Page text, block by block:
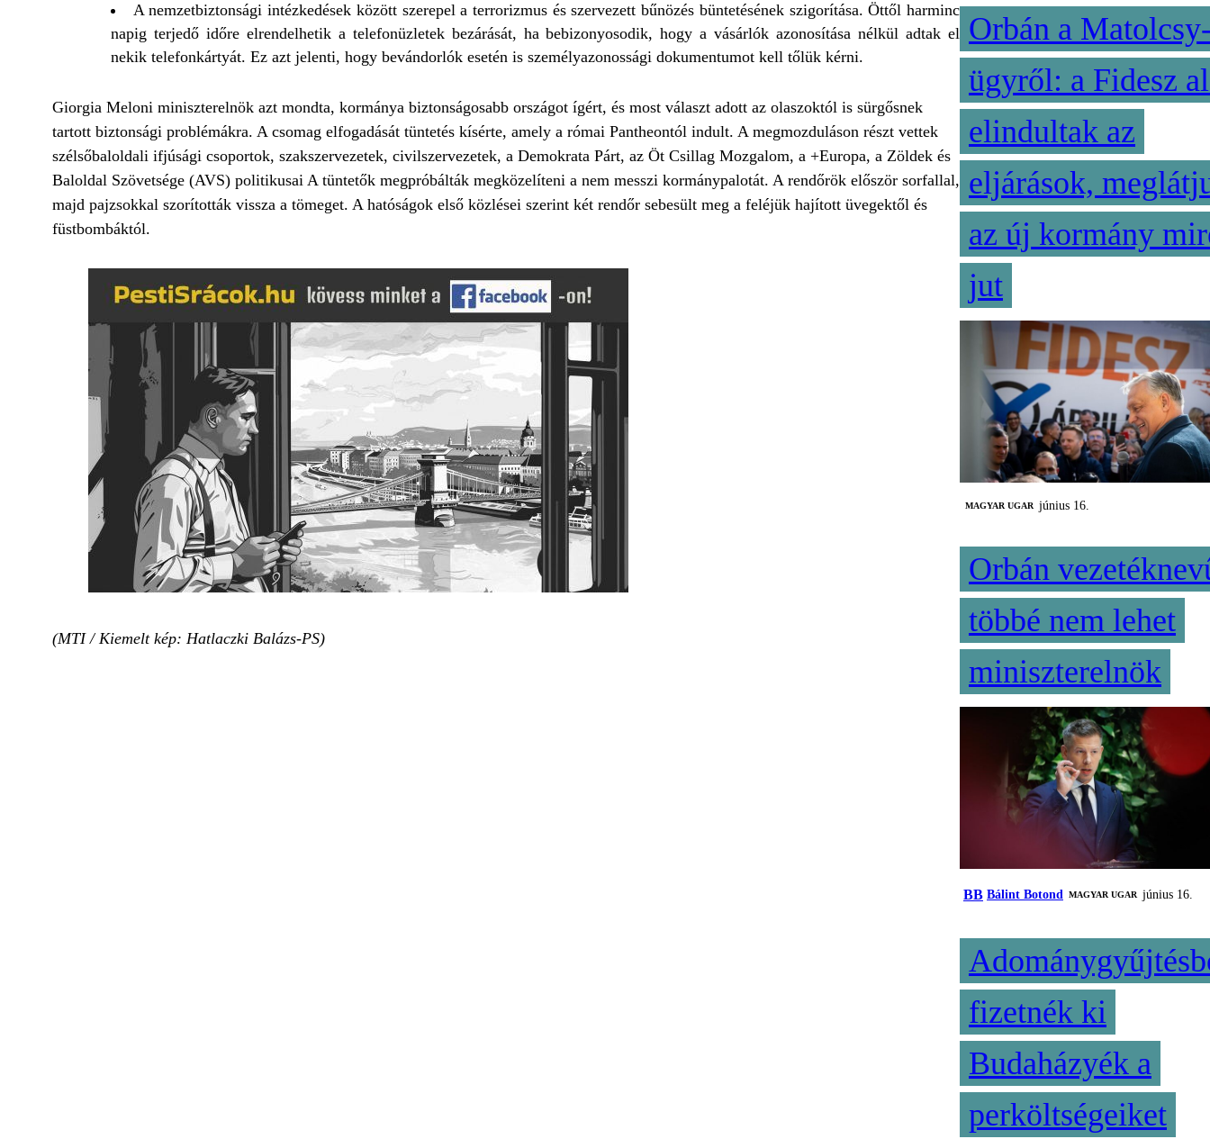
A nemzetbiztonsági intézkedések között szerepel a terrorizmus és szervezett bűnözés büntetésének szigorítása. Öttől harminc
napig terjedő időre elrendelhetik a telefonüzletek bezárását, ha bebizonyosodik, hogy a vásárlók azonosítása nélkül adtak el
nekik telefonkártyát. Ez azt jelenti, hogy bevándorlók esetén is személyazonossági dokumentumot kell tőlük kérni.
Giorgia Meloni miniszterelnök azt mondta, kormánya biztonságosabb országot ígért, és most választ adott az olaszoktól is sürgősnek
tartott biztonsági problémákra. A csomag elfogadását tüntetés kísérte, amely a római Pantheontól indult. A megmozduláson részt vettek
szélsőbaloldali ifjúsági csoportok, szakszervezetek, civilszervezetek, a Demokrata Párt, az Öt Csillag Mozgalom, a +Europa, a Zöldek és
Baloldal Szövetsége (AVS) politikusai A tüntetők megpróbálták megközelíteni a nem messzi kormánypalotát. A rendőrök először sorfallal,
majd pajzsokkal szorították vissza a tömeget. A hatóságok első közlései szerint két rendőr sebesült meg a feléjük hajított üvegektől és
füstbombáktól.
(MTI / Kiemelt kép: Hatlaczki Balázs-PS)
Orbán a
ügyről: a Fidesz
elindultak az
eljárások,
az új kormány
jut
MAGYAR UGAR június 16.
Orbán
többé nem lehet
miniszterelnök
BB Bálint Botond MAGYAR UGAR június 16.
fizetnék ki
Budaházyék a
perköltségeiket